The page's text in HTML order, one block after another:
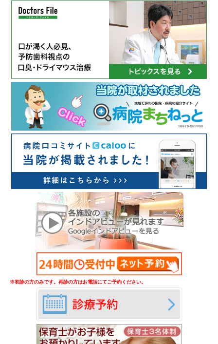
※初診の方のみです。再診の方はお電話にてご予約ください。